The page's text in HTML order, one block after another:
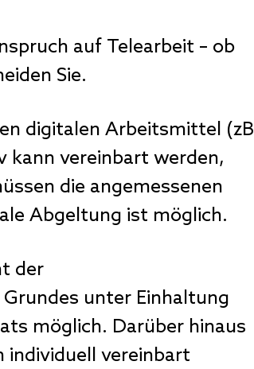
auf Telearbeit – ob
Sie.
digitalen Arbeitsmittel (zB
vereinbart werden,
die angemessenen
Abgeltung ist möglich.
der
unter Einhaltung
möglich. Darüber hinaus
individuell vereinbart